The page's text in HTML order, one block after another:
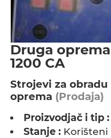
Druga
1200 CA
Strojevi za
oprema (Prodaja)
Proizvodjač i tip :
Stanje : Korišteni